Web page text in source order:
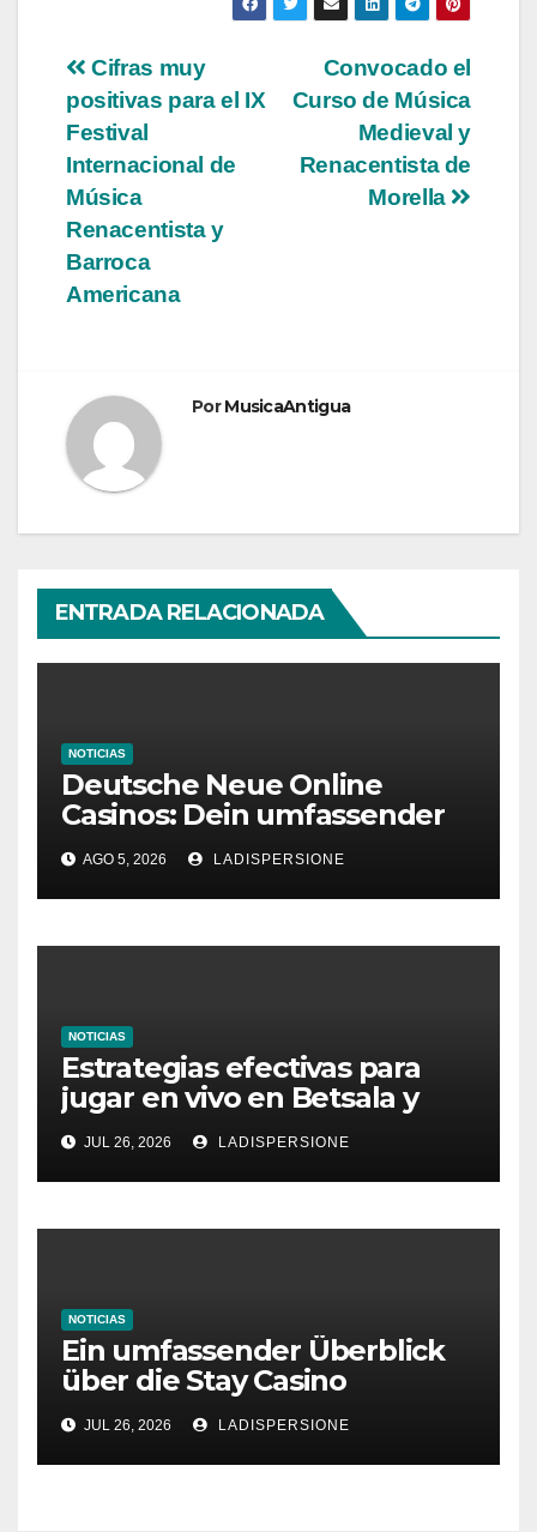
Navegación
de
entradas
Convocado el
Curso de Música
Medieval y
Renacentista de
Morella
Cifras muy
positivas para el IX
Festival
Internacional de
Música
Renacentista y
Barroca
Americana
PorMusicaAntigua
ENTRADA RELACIONADA
NOTICIAS
Deutsche Neue Online
Casinos: Dein umfassender
Ratgeber für moderne
Glücksspielplattformen
AGO 5, 2026 LADISPERSIONE
NOTICIAS
Estrategias efectivas para
jugar en vivo en Betsala y
aumentar tus ganancias
JUL 26, 2026 LADISPERSIONE
NOTICIAS
Ein umfassender Überblick
über die Stay Casino
Bonusbedingungen
JUL 26, 2026 LADISPERSIONE